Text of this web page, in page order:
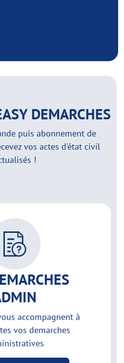
DEMARCHES
puis abonnement de
vos actes d'état civil
!
accompagnent à
vos demarches